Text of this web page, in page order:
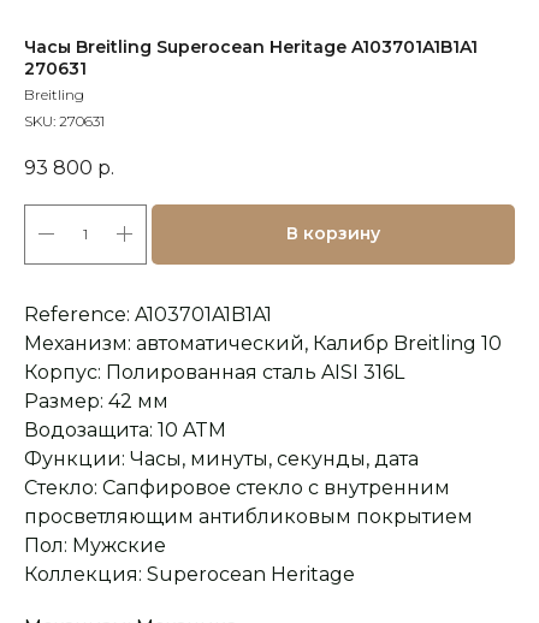
Часы Breitling Superocean Heritage A103701A1B1A1
270631
Breitling
SKU: 270631
93 800 р.
В корзину
Reference: A103701A1B1A1
Механизм: автоматический, Калибр Breitling 10
Корпус: Полированная сталь AISI 316L
Размер: 42 мм
Водозащита: 10 ATM
Функции: Часы, минуты, секунды, дата
Стекло: Сапфировое стекло с внутренним
просветляющим антибликовым покрытием
Пол: Мужские
Коллекция: Superocean Heritage
Оплата при получении
Заказ опласивается
после примерки и
Подробная
консультация